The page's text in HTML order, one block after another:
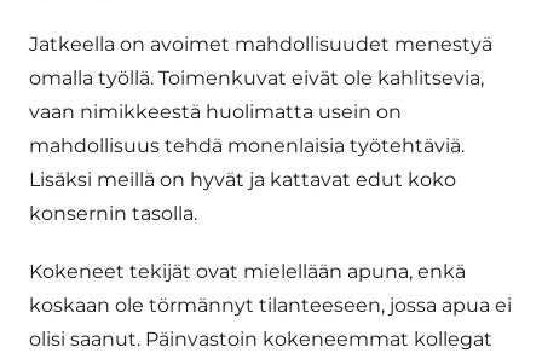
Jatkeella on avoimet mahdollisuudet menestyä
omalla työllä. Toimenkuvat eivät ole kahlitsevia,
vaan nimikkeestä huolimatta usein on
mahdollisuus tehdä monenlaisia työtehtäviä.
Lisäksi meillä on hyvät ja kattavat edut koko
konsernin tasolla.
Kokeneet tekijät ovat mielellään apuna, enkä
koskaan ole törmännyt tilanteeseen, jossa apua ei
olisi saanut. Päinvastoin kokeneemmat kollegat